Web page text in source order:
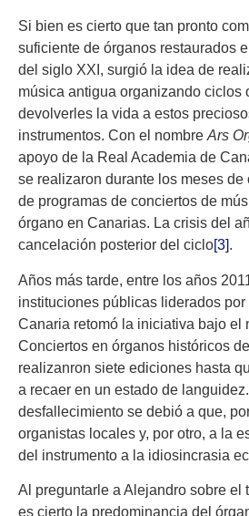
Si bien es cierto que tan pronto
suficiente de órganos restaurados
del siglo XXI, surgió la idea de
música antigua organizando ciclos
devolverles la vida a estos
instrumentos. Con el nombre Ars
apoyo de la Real Academia de
se realizaron durante los meses
de programas de conciertos de
órgano en Canarias. La crisis del
cancelación posterior del ciclo[3].
Años más tarde, entre los años
instituciones públicas liderados
Canaria retomó la iniciativa bajo el
Conciertos en órganos históricos
realizanron siete ediciones hasta
a recaer en un estado de
desfallecimiento se debió a que,
organistas locales y, por otro, a la
del instrumento a la idiosincrasia
Al preguntarle a Alejandro sobre el
es cierto la predominancia del